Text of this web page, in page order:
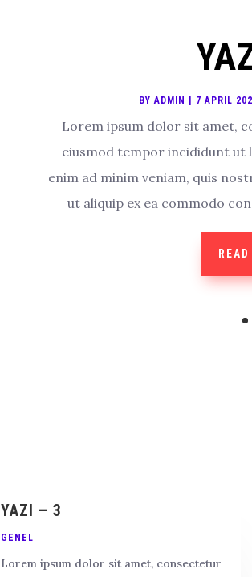
BYADMIN | 7 APRIL
Lorem ipsum dolor sit amet,
eiusmod tempor incididunt ut
enim ad minim veniam, quis
ut aliquip ex ea commodo
YAZI – 3
GENEL
Lorem ipsum dolor sit amet, consectetur